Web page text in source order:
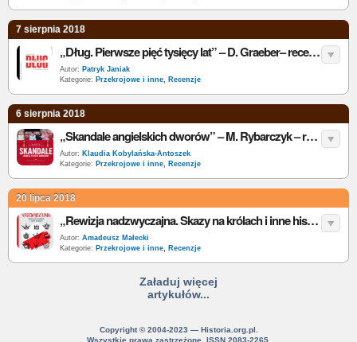
7 sierpnia 2018
„Dług. Pierwsze pięć tysięcy lat” – D. Graeber– recenzja
Autor: Patryk Janiak
Kategorie: Przekrojowe i inne, Recenzje
6 sierpnia 2018
„Skandale angielskich dworów” – M. Rybarczyk – recenzja
Autor: Klaudia Kobylańska-Antoszek
Kategorie: Przekrojowe i inne, Recenzje
20 lipca 2018
„Rewizja nadzwyczajna. Skazy na królach i inne historie” – J. Besala – recenzja
Autor: Amadeusz Małecki
Kategorie: Przekrojowe i inne, Recenzje
Załaduj więcej
artykułów...
Copyright © 2004-2023 — Historia.org.pl.
Wszystkie prawa zastrzeżone. ISSN 2083-2265.